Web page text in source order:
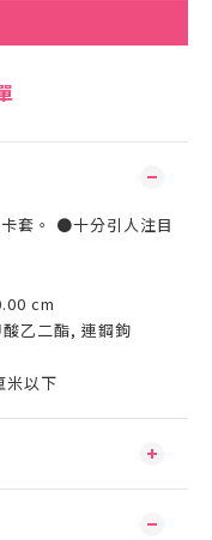
套。 ●十分引人注目
cm
乙二酯, 連鋼鉤
以下